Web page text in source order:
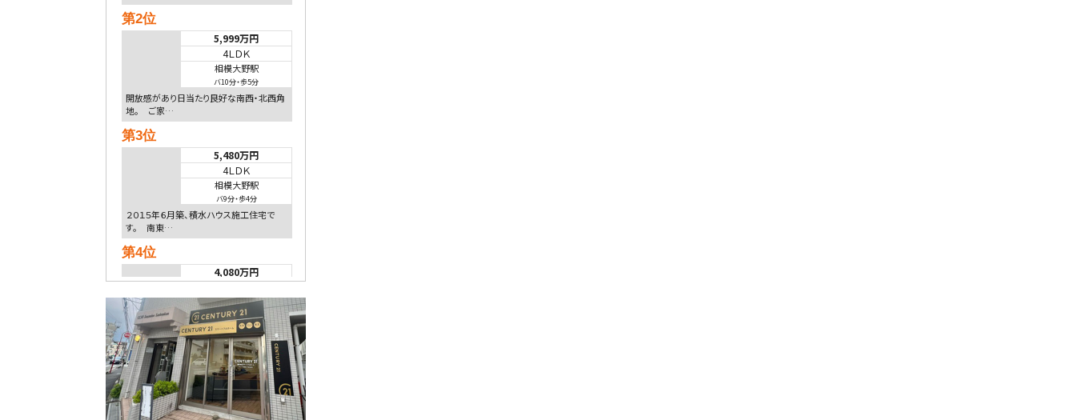
第2位
5,999万円
4ＬＤＫ
相模大野駅
バ10分・歩5分
開放感があり日当たり良好な南西・北西角
地。 ご家…
第3位
5,480万円
4ＬＤＫ
相模大野駅
バ9分・歩4分
２０１５年６月築、積水ハウス施工住宅で
す。 南東…
第4位
4,080万円
淵野辺駅
歩17分
南側道路に面しており日当たり良好。 キ
ッチンから…
第5位
3,680万円
4ＬＤＫ